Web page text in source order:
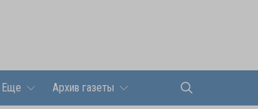
Еще Архив газеты